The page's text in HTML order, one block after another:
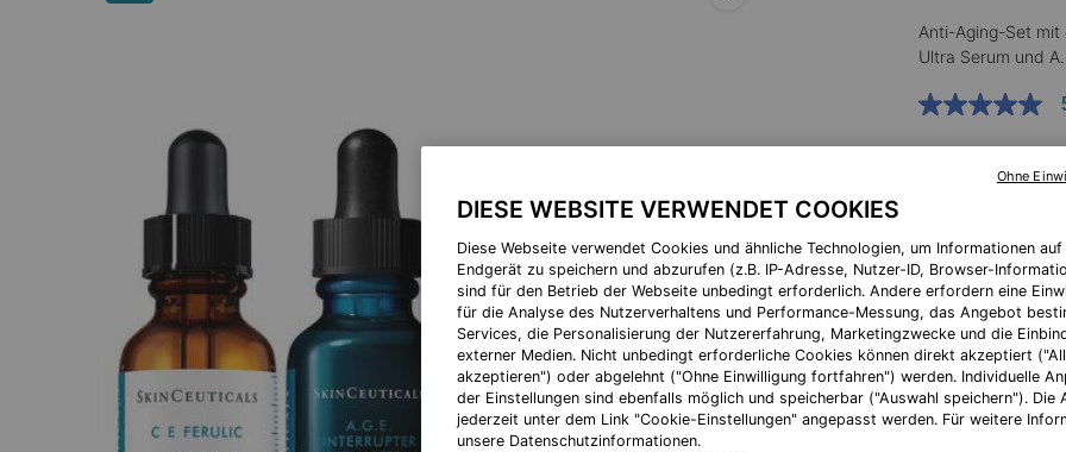
Anti-Aging-Set mit
Ultra Serum und
5.0
5
3
Reviews.
Link
zur
gleichen
Seite.
Das Set enthält: *
fortschrittlichen
Alter Preis
CHF 570,00
Neuer Preis
Super Neuigkeiten!
−
Menge
+
DIESE WEBSITE VERWENDET COOKIES
Diese Webseite verwendet Cookies und ähnliche Technologien, um Informationen auf
Endgerät zu speichern und abzurufen (z.B. IP-Adresse, Nutzer-ID, Browser-
sind für den Betrieb der Webseite unbedingt erforderlich. Andere erfordern eine
für die Analyse des Nutzerverhaltens und Performance-Messung, das Angebot
Services, die Personalisierung der Nutzererfahrung, Marketingzwecke und die
externer Medien. Nicht unbedingt erforderliche Cookies können direkt akzeptiert
akzeptieren") oder abgelehnt ("Ohne Einwilligung fortfahren") werden. Individuelle
der Einstellungen sind ebenfalls möglich und speicherbar ("Auswahl speichern"). Die
jederzeit unter dem Link "Cookie-Einstellungen" angepasst werden. Für weitere
unsere Datenschutzinformationen.
Ohne